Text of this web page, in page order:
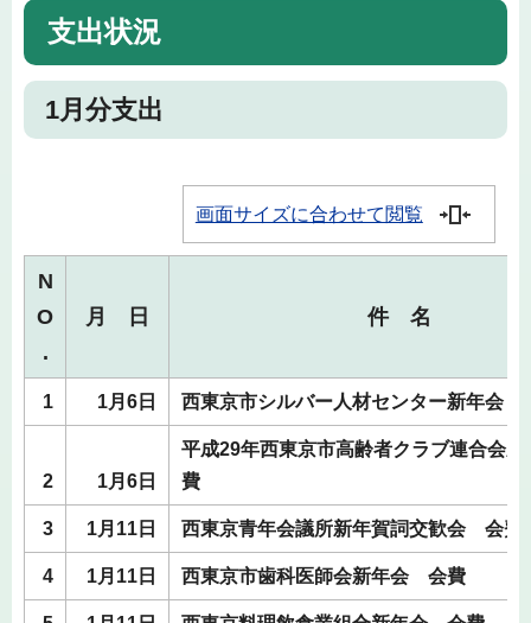
支出状況
1月分支出
画面サイズに合わせて閲覧
N
O
.
月 日 件 名
1 1月6日 西東京市シルバー人材センター新年会
2 1月6日
平成29年西東京市高齢者クラブ連合会
費
3 1月11日 西東京青年会議所新年賀詞交歓会 会費
4 1月11日 西東京市歯科医師会新年会 会費